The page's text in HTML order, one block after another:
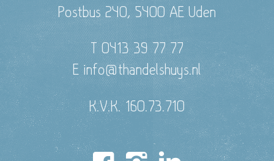
Postbus 240, 5400 AE Uden
T 0413 39 77 77
E info@thandelshuys.nl
K.V.K. 160.73.710